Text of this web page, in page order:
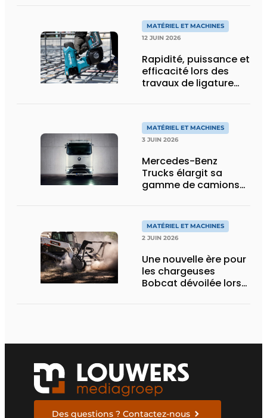
transport spécial
MATÉRIEL ET MACHINES
12 JUIN 2026
Rapidité, puissance et
efficacité lors des
travaux de ligature
MATÉRIEL ET MACHINES
3 JUIN 2026
Mercedes-Benz
Trucks élargit sa
gamme de camions
eActros Lowliner
MATÉRIEL ET MACHINES
2 JUIN 2026
Une nouvelle ère pour
les chargeuses
Bobcat dévoilée lors
Des questions ? Contactez-nous